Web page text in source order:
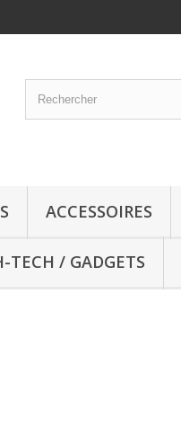
ACCESSOIRES
TECH / GADGETS